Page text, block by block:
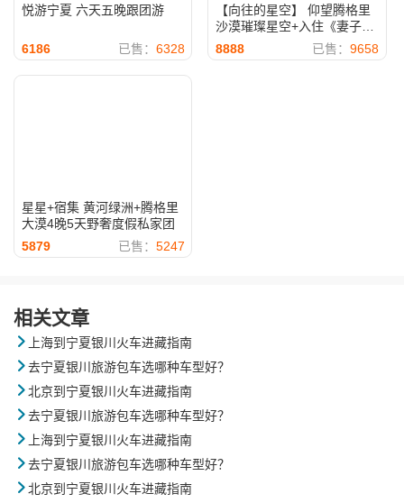
悦游宁夏 六天五晚跟团游
6186 已售： 6328
【向往的星空】 仰望腾格里
沙漠璀璨星空+入住《妻子的
浪漫》同款沙漠星星酒店 专
业观星课堂 4晚5天休闲游 一
8888 已售： 9658
星星+宿集 黄河绿洲+腾格里
大漠4晚5天野奢度假私家团
5879
已售： 5247
相关文章

上海到宁夏银川火车进藏指南
去宁夏银川旅游包车选哪种车型好？
 北京到宁夏银川火车进藏指南
去宁夏银川旅游包车选哪种车型好？

上海到宁夏银川火车进藏指南
去宁夏银川旅游包车选哪种车型好？
 北京到宁夏银川火车进藏指南